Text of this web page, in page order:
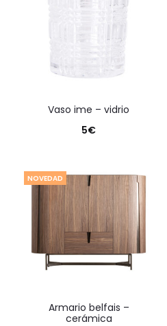
vaso ime – vidrio
5€
NOVEDAD
armario belfais –
cerámica